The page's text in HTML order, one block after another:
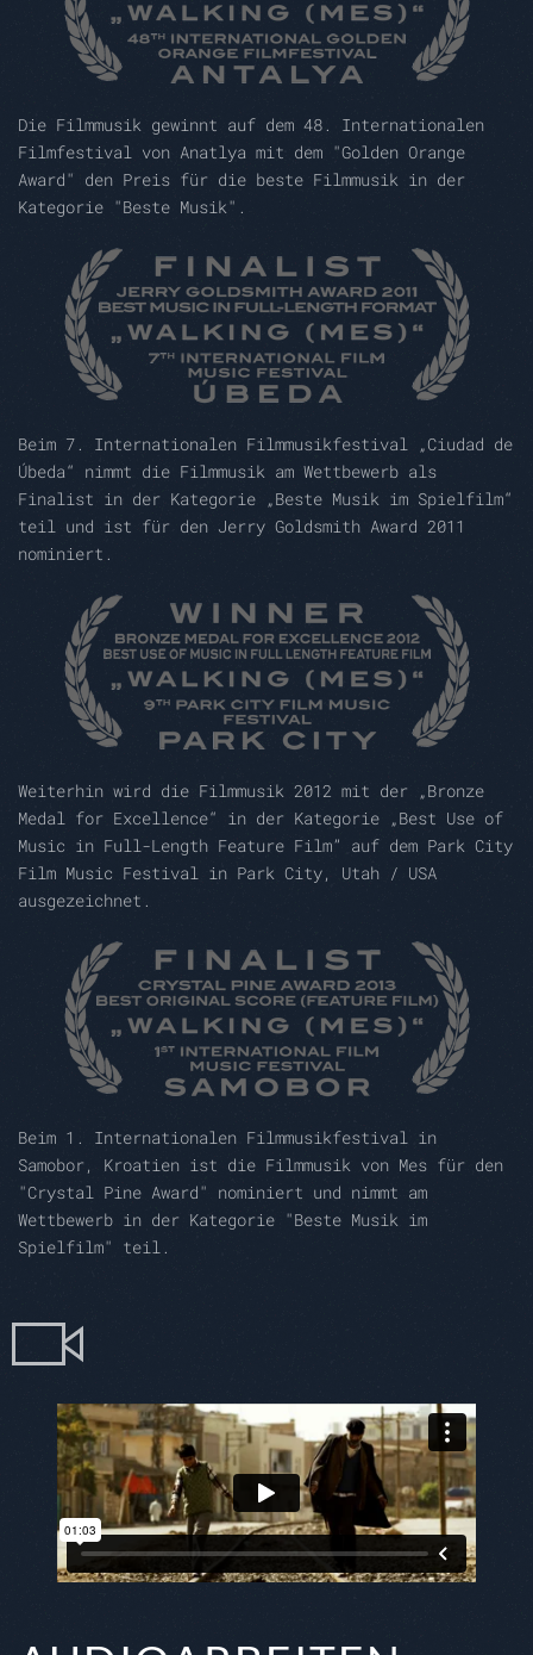
Die Filmmusik gewinnt auf dem 48. Internationalen
Filmfestival von Anatlya mit dem "Golden Orange
Award" den Preis für die beste Filmmusik in der
Kategorie "Beste Musik".
Beim 7. Internationalen Filmmusikfestival „Ciudad de
Úbeda“ nimmt die Filmmusik am Wettbewerb als
Finalist in der Kategorie „Beste Musik im Spielfilm“
teil und ist für den Jerry Goldsmith Award 2011
nominiert.
Weiterhin wird die Filmmusik 2012 mit der „Bronze
Medal for Excellence“ in der Kategorie „Best Use of
Music in Full-Length Feature Film” auf dem Park City
Film Music Festival in Park City, Utah / USA
ausgezeichnet.
Beim 1. Internationalen Filmmusikfestival in
Samobor, Kroatien ist die Filmmusik von Mes für den
"Crystal Pine Award" nominiert und nimmt am
Wettbewerb in der Kategorie "Beste Musik im
Spielfilm" teil.